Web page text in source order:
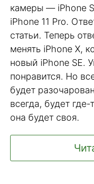
камеры — iPhone
iPhone 11 Pro.
статьи. Теперь
менять iPhone X,
новый iPhone SE.
понравится. Но
будет
всегда, будет
она будет своя.